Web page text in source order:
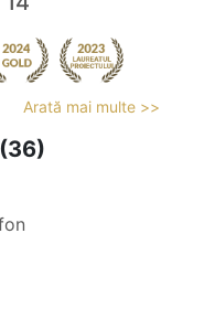
Arată mai multe >>
(36)